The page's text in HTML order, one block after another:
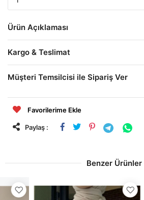
Ürün Açıklaması
Kargo & Teslimat
Müşteri Temsilcisi ile Sipariş Ver
Favorilerime Ekle
Paylaş :
Benzer Ürünler